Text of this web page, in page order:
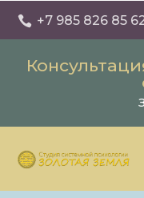
 +7 985 826 85